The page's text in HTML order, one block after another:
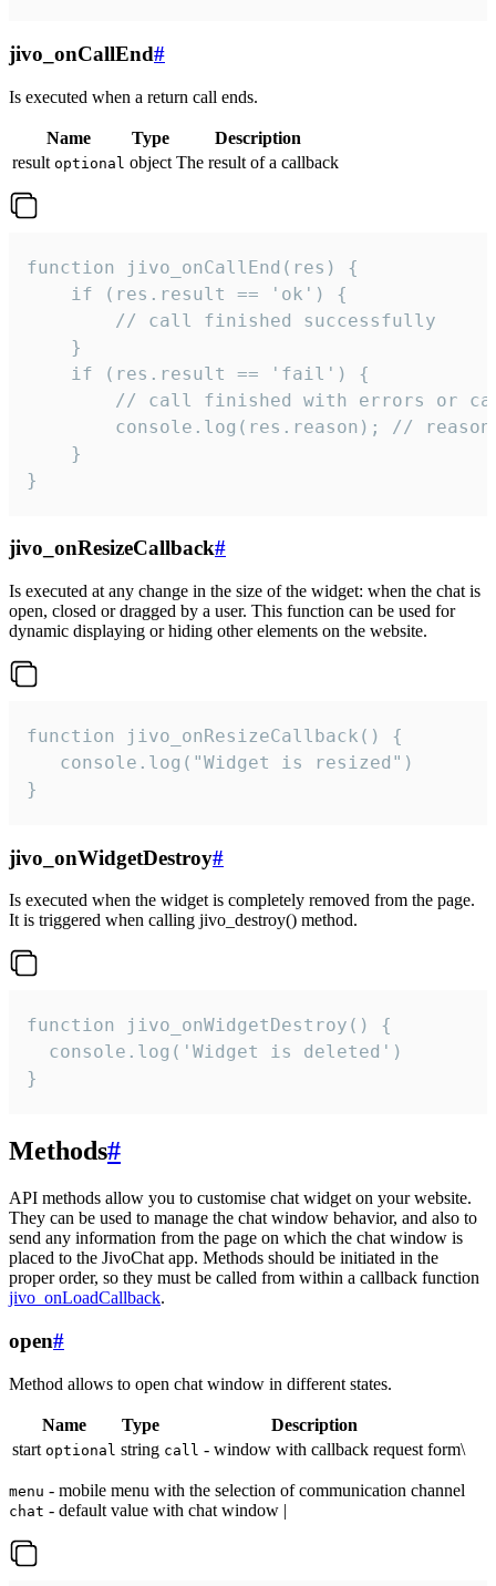
jivo_onCallEnd#
Is executed when a return call ends.
Name Type
Description
result optional object The result of a callback
function jivo_onCallEnd(res) {
    if (res.result == 'ok') {
        // call finished successfully
    }
    if (res.result == 'fail') {
// call finished with errors or
console.log(res.reason); //
    }
}
jivo_onResizeCallback#
Is executed at any change in the size of the widget: when the chat is
open, closed or dragged by a user. This function can be used for
dynamic displaying or hiding other elements on the website.
function jivo_onResizeCallback() {
   console.log("Widget is resized")
}
jivo_onWidgetDestroy#
Is executed when the widget is completely removed from the page.
It is triggered when calling jivo_destroy() method.
function jivo_onWidgetDestroy() {
  console.log('Widget is deleted')
}
Methods#
API methods allow you to customise chat widget on your website.
They can be used to manage the chat window behavior, and also to
send any information from the page on which the chat window is
placed to the JivoChat app. Methods should be initiated in the
proper order, so they must be called from within a callback function
jivo_onLoadCallback.
open#
Method allows to open chat window in different states.
Name Type
Description
start optional string call - window with callback request form\
menu - mobile menu with the selection of communication channel
chat - default value with chat window |